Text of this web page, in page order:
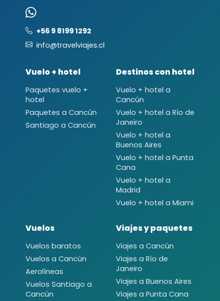
+56 9 8199 1292
info@travelviajes.cl
Vuelo + hotel
Paquetes vuelo +
hotel
Paquetes a Cancún
Santiago a Cancún
Destinos con hotel
Vuelo + hotel a
Cancún
Vuelo + hotel a Río de
Janeiro
Vuelo + hotel a
Buenos Aires
Vuelo + hotel a Punta
Cana
Vuelo + hotel a
Madrid
Vuelo + hotel a Miami
Vuelos
Vuelos baratos
Vuelos a Cancún
Aerolíneas
Vuelos Santiago a
Cancún
Viajes y paquetes
Viajes a Cancún
Viajes a Río de
Janeiro
Viajes a Buenos Aires
Viajes a Punta Cana